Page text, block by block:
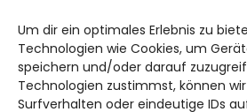
Um dir ein optimales Erlebnis zu
Technologien wie Cookies, um
speichern und/oder darauf
Technologien zustimmst, können
Surfverhalten oder eindeutige IDs
Bruchtorwall 12
38100 Braunschweig
Telefon: 0531 387220 – 65